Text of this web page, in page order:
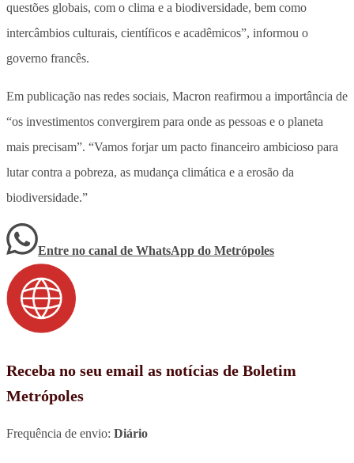
questões globais, com o clima e a biodiversidade, bem como
intercâmbios culturais, científicos e acadêmicos”, informou o
governo francês.
Em publicação nas redes sociais, Macron reafirmou a importância de
“os investimentos convergirem para onde as pessoas e o planeta
mais precisam”. “Vamos forjar um pacto financeiro ambicioso para
lutar contra a pobreza, as mudança climática e a erosão da
biodiversidade.”
Entre no canal de WhatsApp do Metrópoles
Receba no seu email as notícias de Boletim
Metrópoles
Frequência de envio: Diário